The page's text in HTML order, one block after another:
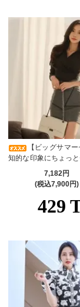
【ビッグサマ
知的な印象にちょっ
気をあわせ持つセッ
ドレス・
7,182円
(税込7,900円)